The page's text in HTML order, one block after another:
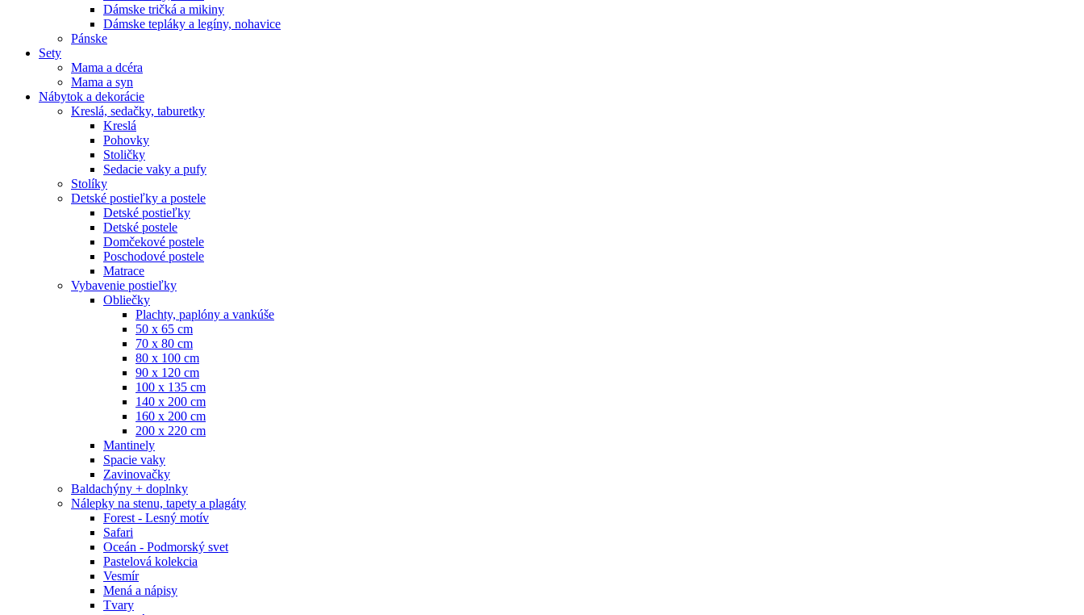
Dámske tričká a mikiny
Dámske tepláky a legíny, nohavice
Pánske
Sety
Mama a dcéra
Mama a syn
Nábytok a dekorácie
Kreslá, sedačky, taburetky
Kreslá
Pohovky
Stoličky
Sedacie vaky a pufy
Stolíky
Detské postieľky a postele
Detské postieľky
Detské postele
Domčekové postele
Poschodové postele
Matrace
Vybavenie postieľky
Obliečky
Plachty, paplóny a vankúše
50 x 65 cm
70 x 80 cm
80 x 100 cm
90 x 120 cm
100 x 135 cm
140 x 200 cm
160 x 200 cm
200 x 220 cm
Mantinely
Spacie vaky
Zavinovačky
Baldachýny + doplnky
Nálepky na stenu, tapety a plagáty
Forest - Lesný motív
Safari
Oceán - Podmorský svet
Pastelová kolekcia
Vesmír
Mená a nápisy
Tvary